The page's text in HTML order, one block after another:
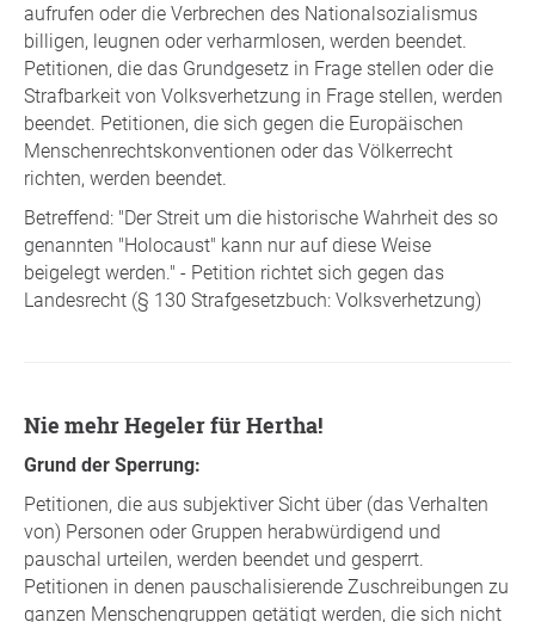
aufrufen oder die Verbrechen des Nationalsozialismus
billigen, leugnen oder verharmlosen, werden beendet.
Petitionen, die das Grundgesetz in Frage stellen oder die
Strafbarkeit von Volksverhetzung in Frage stellen, werden
beendet. Petitionen, die sich gegen die Europäischen
Menschenrechtskonventionen oder das Völkerrecht
richten, werden beendet.
Betreffend: "Der Streit um die historische Wahrheit des so
genannten "Holocaust" kann nur auf diese Weise
beigelegt werden." - Petition richtet sich gegen das
Landesrecht (§ 130 Strafgesetzbuch: Volksverhetzung)
Nie mehr Hegeler für Hertha!
Grund der Sperrung:
Petitionen, die aus subjektiver Sicht über (das Verhalten
von) Personen oder Gruppen herabwürdigend und
pauschal urteilen, werden beendet und gesperrt.
Petitionen in denen pauschalisierende Zuschreibungen zu
ganzen Menschengruppen getätigt werden, die sich nicht